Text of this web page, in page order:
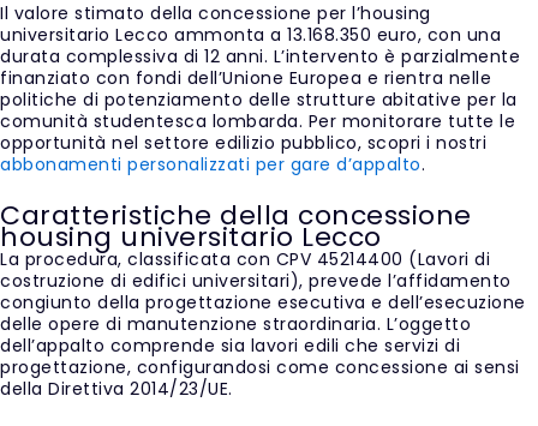
Il valore stimato della concessione per l’housing
universitario Lecco ammonta a 13.168.350 euro, con una
durata complessiva di 12 anni. L’intervento è parzialmente
finanziato con fondi dell’Unione Europea e rientra nelle
politiche di potenziamento delle strutture abitative per la
comunità studentesca lombarda. Per monitorare tutte le
opportunità nel settore edilizio pubblico, scopri i nostri
abbonamenti personalizzati per gare d’appalto.
Caratteristiche della concessione
housing universitario Lecco
La procedura, classificata con CPV 45214400 (Lavori di
costruzione di edifici universitari), prevede l’affidamento
congiunto della progettazione esecutiva e dell’esecuzione
delle opere di manutenzione straordinaria. L’oggetto
dell’appalto comprende sia lavori edili che servizi di
progettazione, configurandosi come concessione ai sensi
della Direttiva 2014/23/UE.